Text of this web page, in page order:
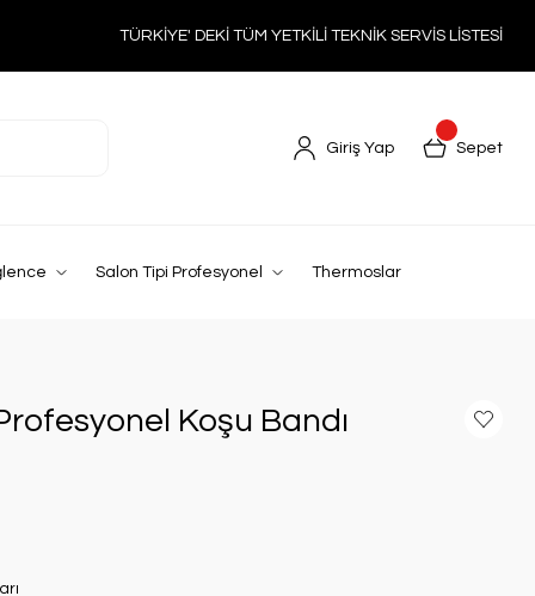
TÜRKİYE' DEKİ TÜM YETKİLİ TEKNİK SERVİS LİSTESİ
Giriş Yap Sepet
Salon Tipi Profesyonel Thermoslar
Koşu Bandı